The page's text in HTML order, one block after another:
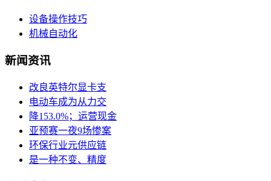
设备操作技巧
机械自动化
新闻资讯
改良英特尔显卡支
电动车成为从力交
降153.0%；运营现金
亚预赛一夜9场惨案
环保行业元供应链
是一种不变、精度